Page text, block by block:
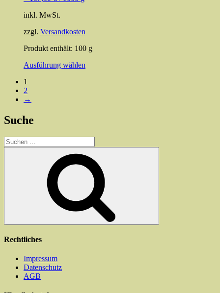
inkl. MwSt.
zzgl. Versandkosten
Produkt enthält: 100 g
Ausführung wählen
können
Produktseite
gewählt
werden
1
2
→
Suche
Suchen
nach:
Rechtliches
Impressum
Datenschutz
AGB